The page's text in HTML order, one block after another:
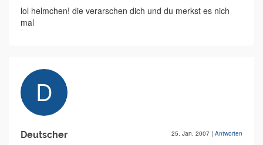
lol helmchen! die verarschen dich und du merkst es nich
mal
Deutscher 25. Jan. 2007 | Antworten